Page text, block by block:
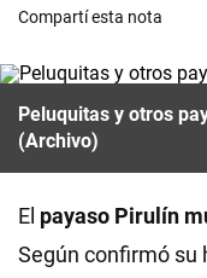
Compartí esta nota
Peluquitas y otros
(Archivo)
El payaso Pirulín
Según confirmó su